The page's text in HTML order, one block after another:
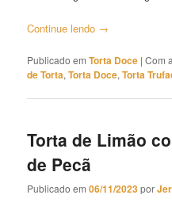
Continue lendo →
Publicado em Torta Doce |Com
de Torta,Torta Doce,Torta
Torta de Limão
de Pecã
Publicado em06/11/2023por